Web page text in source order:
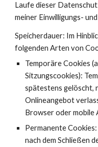
Laufe dieser
meiner Einwilligungs-
Speicherdauer: Im
folgenden Arten von
Temporäre Cookies
Sitzungscookies):
spätestens gelöscht,
Onlineangebot
Browser oder mobile
Permanente
nach dem Schließen